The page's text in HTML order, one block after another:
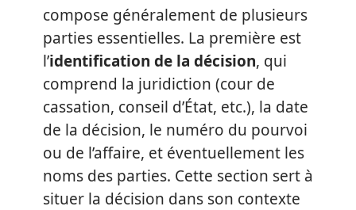
compose généralement de plusieurs
parties essentielles. La première est
l’identification de la décision, qui
comprend la juridiction (cour de
cassation, conseil d’État, etc.), la date
de la décision, le numéro du pourvoi
ou de l’affaire, et éventuellement les
noms des parties. Cette section sert à
situer la décision dans son contexte